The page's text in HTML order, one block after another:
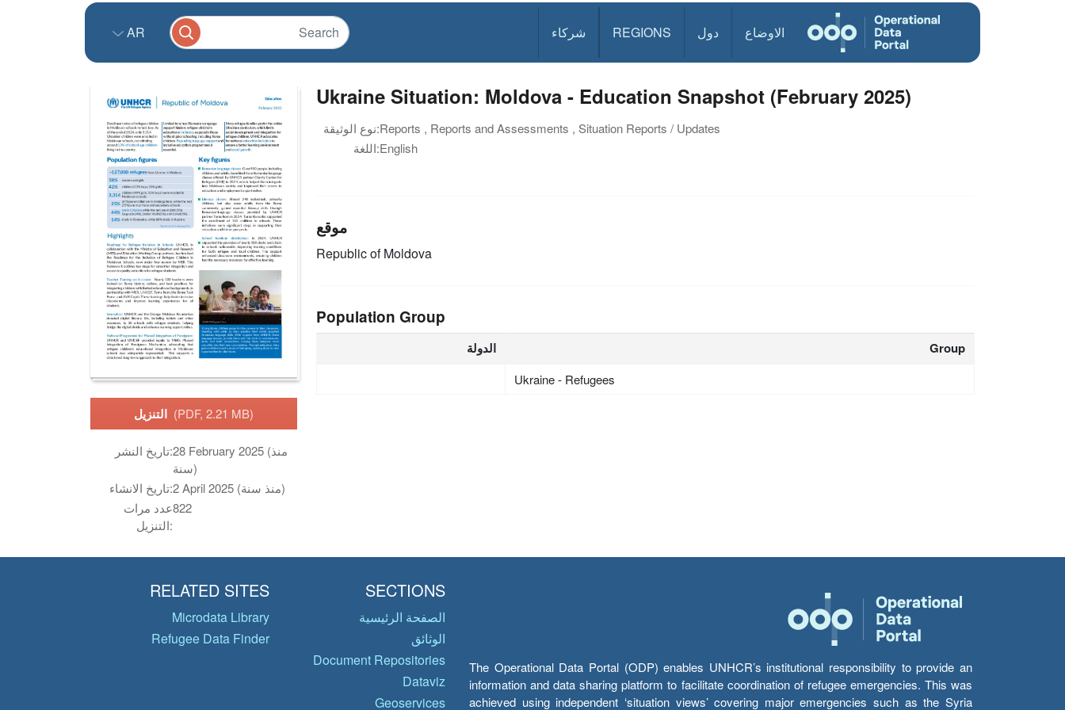
الاوضاع دول REGIONS شركاء AR
(PDF, 2.21 MB)
تاريخ النشر:28 February 2025 (منذ
سنة)
تاريخ الانشاء:
2 April 2025 (منذ سنة)
عدد مرات
التنزيل:
822
Ukraine Situation: Moldova - Education Snapshot (February 2025)
نوع الوثيقة:Reports , Reports and Assessments , Situation Reports / Updates
اللغة:English
موقع
Republic of Moldova
Population Group
الدولة Group
Ukraine - Refugees
The Operational Data Portal (ODP) enables UNHCR’s institutional responsibility to provide an
information and data sharing platform to facilitate coordination of refugee emergencies. This was
achieved using independent ‘situation views’ covering major emergencies such as the Syria
SECTIONS
الصفحة الرئيسية
الوثائق
Document Repositories
Dataviz
Geoservices
RELATED SITES
Microdata Library
Refugee Data Finder